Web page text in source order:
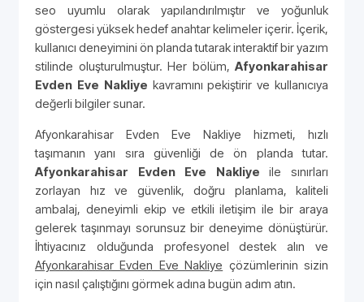
seo uyumlu olarak yapılandırılmıştır ve yoğunluk
göstergesi yüksek hedef anahtar kelimeler içerir. İçerik,
kullanıcı deneyimini ön planda tutarak interaktif bir yazım
stilinde oluşturulmuştur. Her bölüm, Afyonkarahisar
Evden Eve Nakliye kavramını pekiştirir ve kullanıcıya
değerli bilgiler sunar.
Afyonkarahisar Evden Eve Nakliye hizmeti, hızlı
taşımanın yanı sıra güvenliği de ön planda tutar.
Afyonkarahisar Evden Eve Nakliye ile sınırları
zorlayan hız ve güvenlik, doğru planlama, kaliteli
ambalaj, deneyimli ekip ve etkili iletişim ile bir araya
gelerek taşınmayı sorunsuz bir deneyime dönüştürür.
İhtiyacınız olduğunda profesyonel destek alın ve
Afyonkarahisar Evden Eve Nakliye çözümlerinin sizin
için nasıl çalıştığını görmek adına bugün adım atın.